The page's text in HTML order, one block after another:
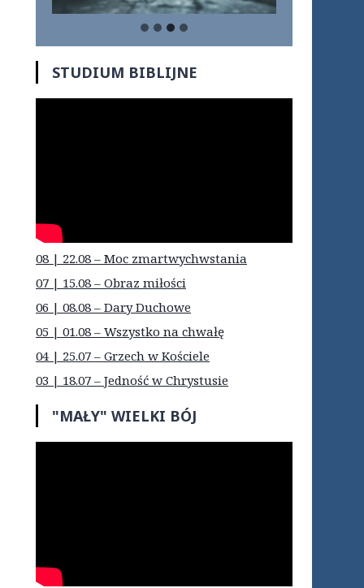
STUDIUM BIBLIJNE
08 | 22.08 – Moc zmartwychwstania
07 | 15.08 – Obraz miłości
06 | 08.08 – Dary Duchowe
05 | 01.08 – Wszystko na chwałę
04 | 25.07 – Grzech w Kościele
03 | 18.07 – Jedność w Chrystusie
"MAŁY" WIELKI BÓJ